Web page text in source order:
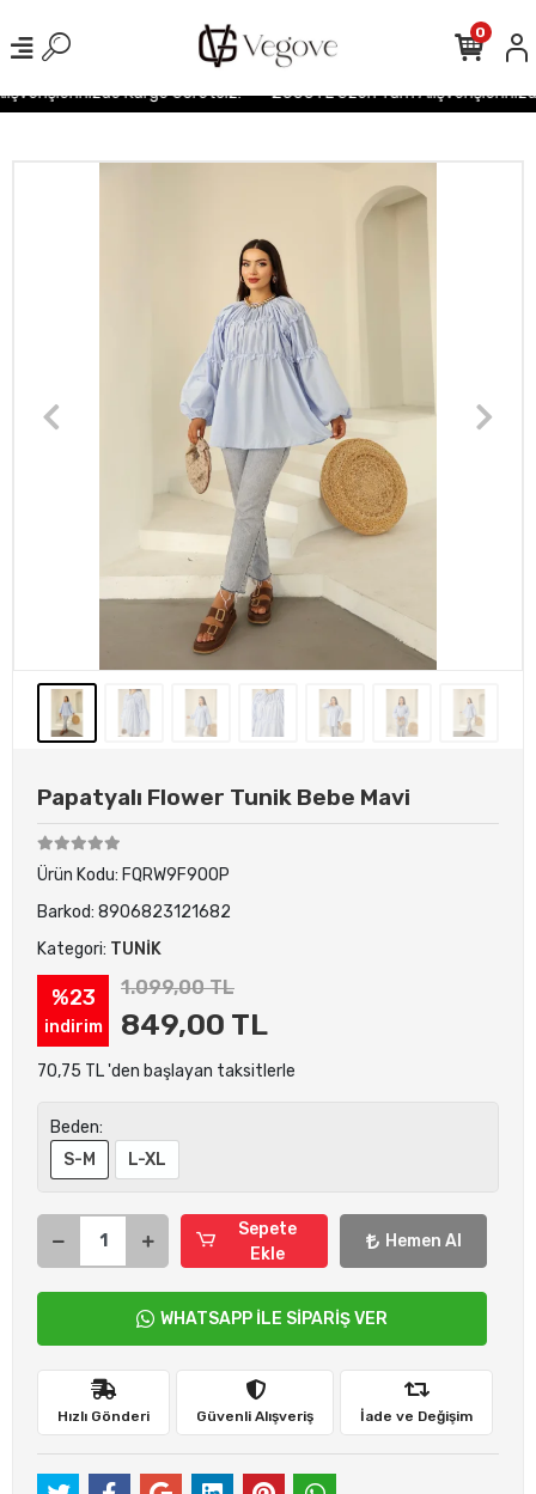
Kargo Ücretsiz! 2500TL Üzeri Tüm
0
Papatyalı Flower Tunik Bebe Mavi
Ürün Kodu: FQRW9F9OOP
Barkod: 8906823121682
Kategori: TUNİK
%23
indirim
1.099,00 TL
849,00 TL
70,75 TL 'den başlayan taksitlerle
Beden:
S-M
L-XL
Sepete
Ekle
Hemen Al
WHATSAPP İLE SİPARİŞ VER
Hızlı Gönderi Güvenli Alışveriş İade ve Değişim